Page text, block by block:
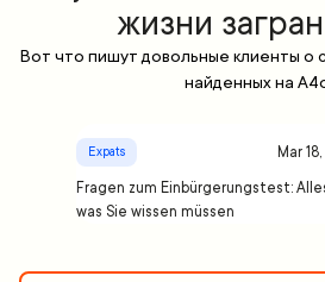
жизни
Вот что пишут довольные клиенты о
найденных на
Expats Mar
Fragen zum Einbürgerungstest:
was Sie wissen müssen